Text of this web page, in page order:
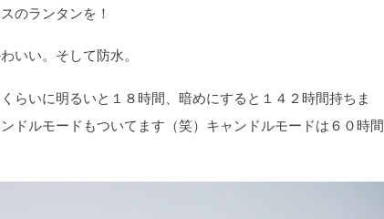
のランタンを！
いい。そして防水。
らいに明るいと１８時間、暗めにすると１４２時間持ちま
ドルモードもついてます（笑）キャンドルモードは６０時間